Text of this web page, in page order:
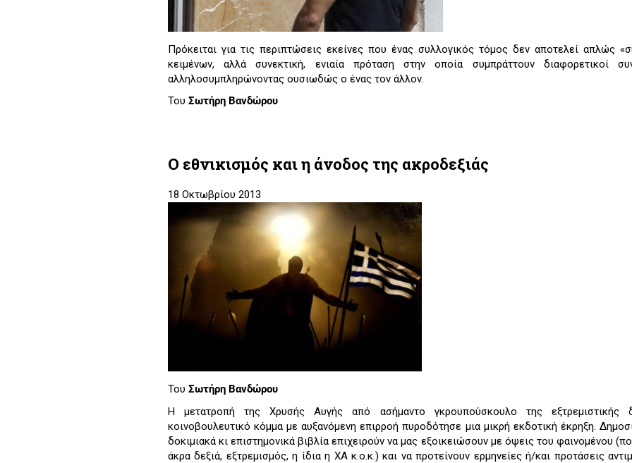
Πρόκειται για τις περιπτώσεις εκείνες που ένας συλλογικός τόμος δεν αποτελεί απλώς
κειμένων, αλλά συνεκτική, ενιαία πρόταση στην οποία συμπράττουν διαφορετικοί
αλληλοσυμπληρώνοντας ουσιωδώς ο ένας τον άλλον.
Του Σωτήρη Βανδώρου
Ο εθνικισμός και η άνοδος της ακροδεξιάς
18 Οκτωβρίου 2013
Του Σωτήρη Βανδώρου
Η μετατροπή της Χρυσής Αυγής από ασήμαντο γκρουπούσκουλο της εξτρεμιστικής
κοινοβουλευτικό κόμμα με αυξανόμενη επιρροή πυροδότησε μια μικρή εκδοτική έκρηξη.
δοκιμιακά κι επιστημονικά βιβλία επιχειρούν να μας εξοικειώσουν με όψεις του φαινομένου
άκρα δεξιά, εξτρεμισμός, η ίδια η ΧΑ κ.ο.κ.) και να προτείνουν ερμηνείες ή/και προτάσεις